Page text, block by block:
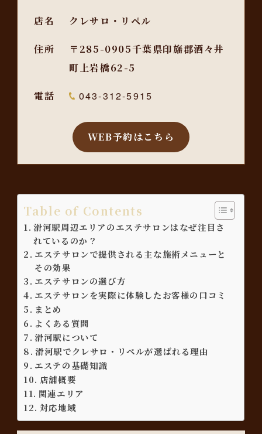
店名 クレサロ・リペル
住所
〒285-0905千葉県印旛郡酒々井
町上岩橋62-5
電話 043-312-5915
WEB予約はこちら
Table of Contents
滑河駅周辺エリアのエステサロンはなぜ注目さ
れているのか？
エステサロンで提供される主な施術メニューと
その効果
エステサロンの選び方
エステサロンを実際に体験したお客様の口コミ
まとめ
よくある質問
滑河駅について
滑河駅でクレサロ・リペルが選ばれる理由
エステの基礎知識
店舗概要
関連エリア
対応地域